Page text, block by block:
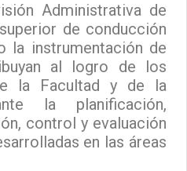
Administrativa de
de conducción
la instrumentación de
al logro de los
la Facultad y de la
la planificación,
control y evaluación
en las áreas